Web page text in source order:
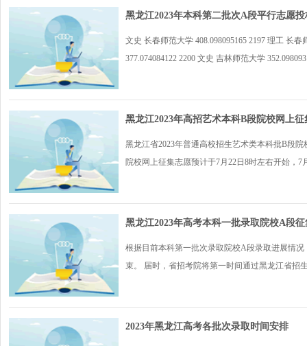
黑龙江2023年本科第二批次A段平行志愿
文史 长春师范大学 408.098095165 2197 理工 长
377.074084122 2200 文史 吉林师范大学
黑龙江2023年高招艺术本科B段院校网上
黑龙江省2023年普通高校招生艺术类本科批B段
院校网上征集志愿预计于7月22日8时左右开始，7
黑龙江2023年高考本科一批录取院校A段
根据目前本科第一批次录取院校A段录取进展情
束。 届时，省招考院将第一时间通过黑龙江省招
2023年黑龙江高考各批次录取时间安排